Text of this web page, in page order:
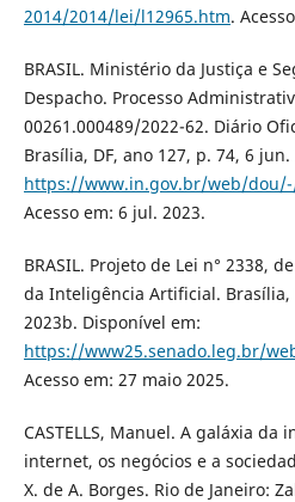
2014/2014/lei/l12965.htm.
BRASIL. Ministério da Justiça e
Despacho. Processo
00261.000489/2022-62. Diário
Brasília, DF, ano 127, p. 74, 6
https://www.in.gov.br/web/
Acesso em: 6 jul. 2023.
BRASIL. Projeto de Lei n° 2338,
da Inteligência Artificial. Brasília,
2023b. Disponível em:
https://www25.senado.leg.br/
Acesso em: 27 maio 2025.
CASTELLS, Manuel. A galáxia da
internet, os negócios e a
X. de A. Borges. Rio de Janeiro: